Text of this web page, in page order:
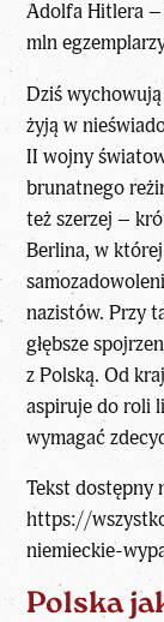
Adolfa Hitlera –
mln
Dziś
żyją w
II wojny
brunatnego
też szerzej –
Berlina, w
nazistów. Przy
głębsze
z Polską. Od
aspiruje do roli
wymagać
Tekst dostępny
https://
niemieckie-
Polska